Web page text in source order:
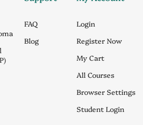
FAQ
Blog
Login
Register Now
My Cart
All Courses
Browser Settings
Student Login